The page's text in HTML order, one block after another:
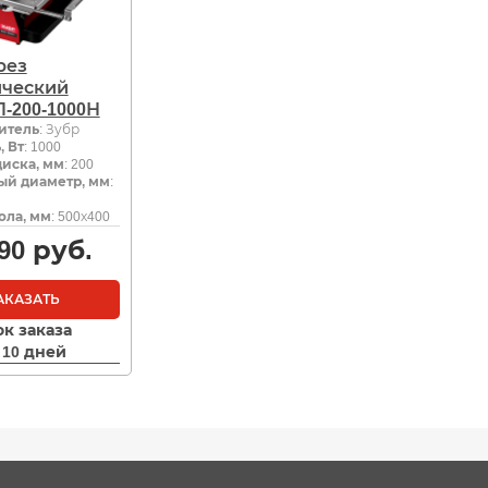
1000Н
: Зубр
Вт: 1000
мм: 200
диаметр, мм:
мм: 500х400
руб.
заказа
10 дней